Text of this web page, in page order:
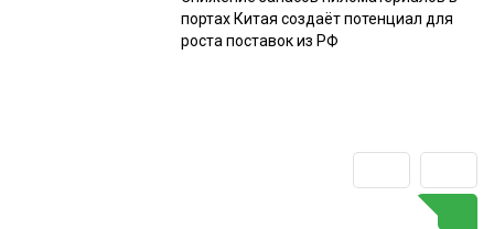
портах Китая создаёт потенциал для
роста поставок из РФ